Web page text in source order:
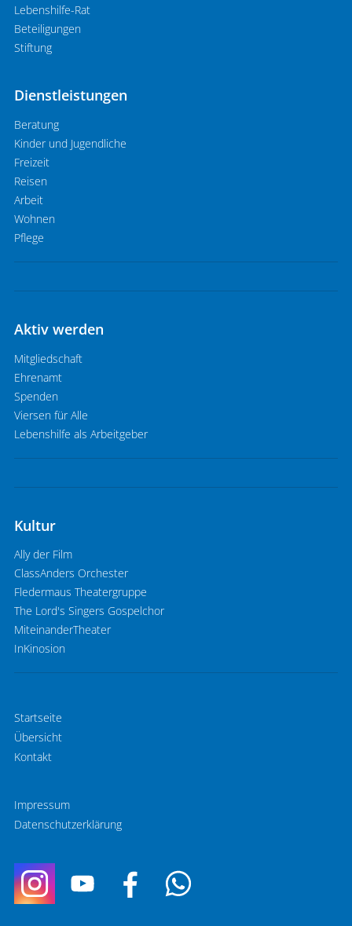
Lebenshilfe-Rat
Beteiligungen
Stiftung
Dienstleistungen
Beratung
Kinder und Jugendliche
Freizeit
Reisen
Arbeit
Wohnen
Pflege
Aktiv werden
Mitgliedschaft
Ehrenamt
Spenden
Viersen für Alle
Lebenshilfe als Arbeitgeber
Kultur
Ally der Film
ClassAnders Orchester
Fledermaus Theatergruppe
The Lord's Singers Gospelchor
MiteinanderTheater
InKinosion
Startseite
Übersicht
Kontakt
Impressum
Datenschutzerklärung